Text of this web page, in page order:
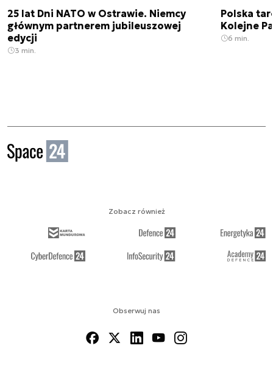
25 lat Dni NATO w Ostrawie. Niemcy
głównym partnerem jubileuszowej
edycji
3 min.
Polska
Kolejne
6 min.
Obserwuj nas
Zobacz również